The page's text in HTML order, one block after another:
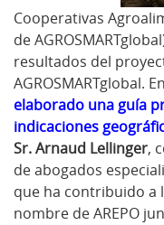
Cooperativas
de
resultados del
AGROSMARTglobal.
elaborado una guía
indicaciones
Sr. Arnaud Lellinger,
de abogados
que ha contribuido a
nombre de AREPO